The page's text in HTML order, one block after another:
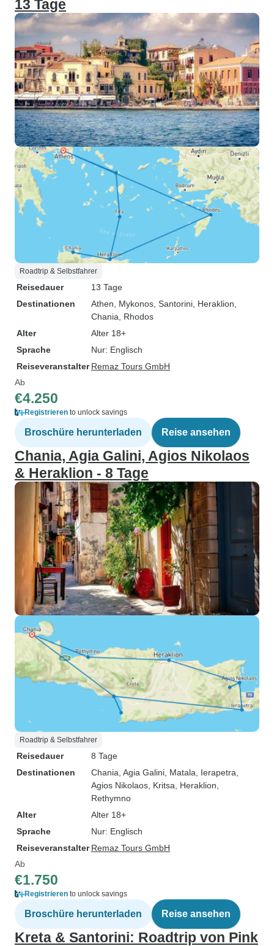
13 Tage
Roadtrip & Selbstfahrer
Reisedauer
13 Tage
Destinationen
Athen , Mykonos , Santorini , Heraklion
Chania , Rhodos
Alter
Alter 18+
Sprache
Nur: Englisch
Reiseveranstalter Remaz Tours GmbH
Ab
€4.250
Registrieren to unlock savings
Broschüre herunterladen Reise ansehen
Chania, Agia Galini, Agios Nikolaos
& Heraklion - 8 Tage
Roadtrip & Selbstfahrer
Reisedauer
8 Tage
Destinationen
Chania , Agia Galini , Matala , Ierapetra
Agios Nikolaos , Kritsa , Heraklion
Rethymno
Alter
Alter 18+
Sprache
Nur: Englisch
Reiseveranstalter Remaz Tours GmbH
Ab
€1.750
Registrieren to unlock savings
Broschüre herunterladen Reise ansehen
Kreta & Santorini: Roadtrip von Pink